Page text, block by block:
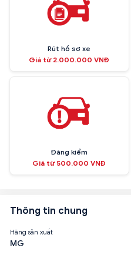
Rút hồ sơ xe
Giá từ 2.000.000 VNĐ
Đăng kiểm
Giá từ 500.000 VNĐ
Thông tin chung
Hãng sản xuất
MG